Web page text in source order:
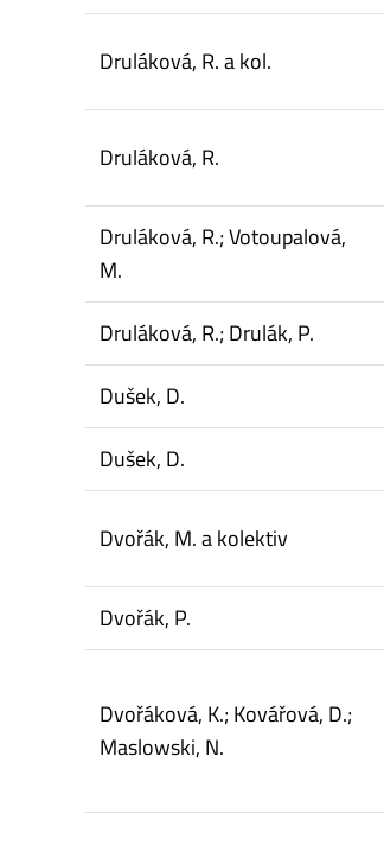
Druláková, R. a kol.
Druláková, R.
Druláková, R.; Votoupalová,
M.
Druláková, R.; Drulák, P.
Dušek, D.
Dušek, D.
Dvořák, M. a kolektiv
Dvořák, P.
Dvořáková, K.; Kovářová, D.;
Maslowski, N.